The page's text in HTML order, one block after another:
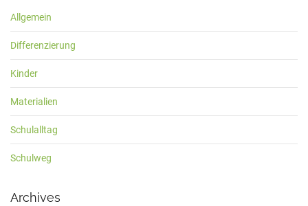
Allgemein
Differenzierung
Kinder
Materialien
Schulalltag
Schulweg
Archives